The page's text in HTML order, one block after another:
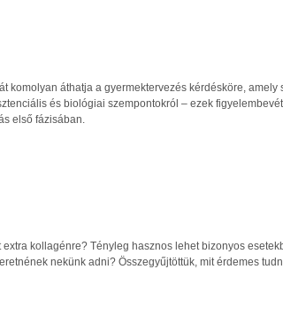
komolyan áthatja a gyermektervezés kérdésköre, amely
és biológiai szempontokról – ezek
első fázisában.
kollagénre? Tényleg hasznos lehet bizonyos
nekünk adni? Összegyűjtöttük, mit érdemes